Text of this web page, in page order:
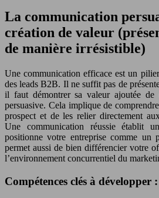
La communication
création de valeur
de manière irrésistible)
Une communication efficace est un
des leads B2B. Il ne suffit pas de
il faut démontrer sa valeur ajoutée de
persuasive. Cela implique de
prospect et de les relier directement
Une communication réussie établit
positionne votre entreprise comme un
permet aussi de bien différencier votre
l’environnement concurrentiel du
Compétences clés à développer :